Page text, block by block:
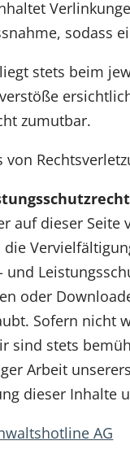
sodass
stets beim
zumutbar.
von
auf dieser
die
und
oder
Sofern nicht
sind stets
Arbeit
dieser Inhalte
AG